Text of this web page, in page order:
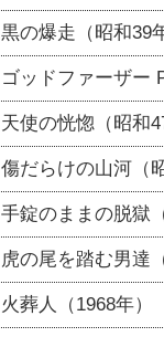
黒の爆走（昭和39
ゴッドファーザー
天使の恍惚（昭和
傷だらけの山河（
手錠のままの脱獄
虎の尾を踏む男達
火葬人（1968年）